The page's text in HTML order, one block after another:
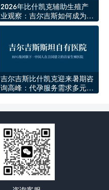
2026年比什凯克辅助生殖产
业观察：吉尔吉斯如何成为中
亚生育医疗新中心
吉尔吉斯比什凯克迎来暑期咨
询高峰：代孕服务需求多元化